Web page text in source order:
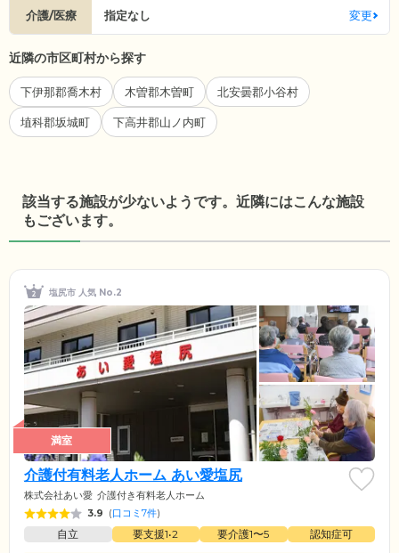
介護/医療 指定なし 変更
近隣の市区町村から探す
下伊那郡喬木村 木曽郡木曽町 北安曇郡小谷村
埴科郡坂城町 下高井郡山ノ内町
該当する施設が少ないようです。近隣にはこんな施設
もございます。
塩尻市 人気 No.2
満室
介護付有料老人ホーム あい愛塩尻
株式会社あい愛 介護付き有料老人ホーム
3.9 (口コミ7件)
自立 要支援1•2 要介護1〜5
認知症可